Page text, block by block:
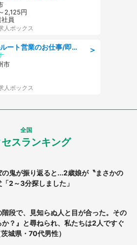
2,125円
員
人ボックス
＞
営業/商社でのルート営業のお仕事/即日勤務可/車通勤可/営業
市
人ボックス
全国
スランキング
の鬼が振り返ると...2歳娘が〝まさかの
2～3分探しました」
階段で、見知らぬ人と目が合った。その
か？』と尋ねられ、私たちは2人ですぐ
城県・70代男性）